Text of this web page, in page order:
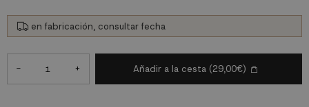
en fabricación, consultar fecha
- + Añadir a la cesta (29,00€)